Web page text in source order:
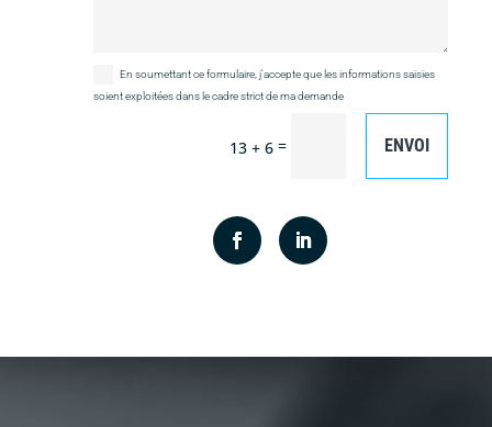
En soumettant ce formulaire, j'accepte que les informations saisies
soient exploitées dans le cadre strict de ma demande
13 + 6= ENVOI